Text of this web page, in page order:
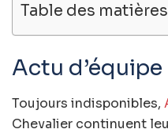
Table des matières
Actu d’équipe
Toujours indisponibles,
Chevalier continuent